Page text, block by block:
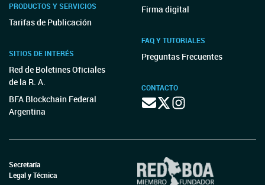
PRODUCTOS Y SERVICIOS
Tarifas de Publicación
SITIOS DE INTERÉS
Red de Boletines Oficiales
de la R. A.
BFA Blockchain Federal
Argentina
Firma digital
FAQ Y TUTORIALES
Preguntas Frecuentes
CONTACTO
Secretaría
Legal y Técnica